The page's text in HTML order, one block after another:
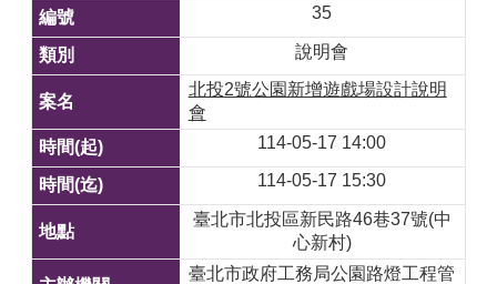
35
說明會
北投2號公園新增遊戲場設計說明
會
114-05-17 14:00
114-05-17 15:30
臺北市北投區新民路46巷37號(中
心新村)
臺北市政府工務局公園路燈工程管